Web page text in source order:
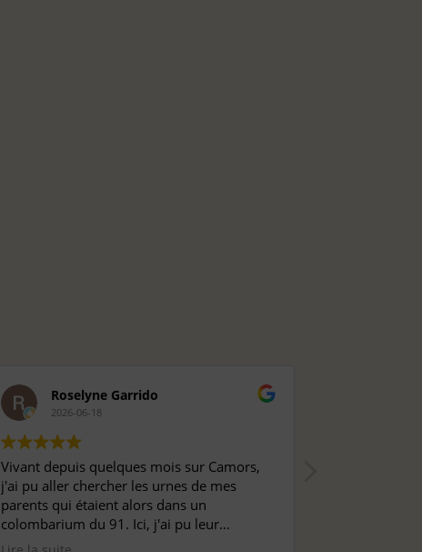
Roselyne Garrido
2026-06-18
Vivant depuis quelques mois sur Camors,
j'ai pu aller chercher les urnes de mes
parents qui étaient alors dans un
colombarium du 91. Ici, j'ai pu leur
attribuer une cavurne et ce sont Valérie et